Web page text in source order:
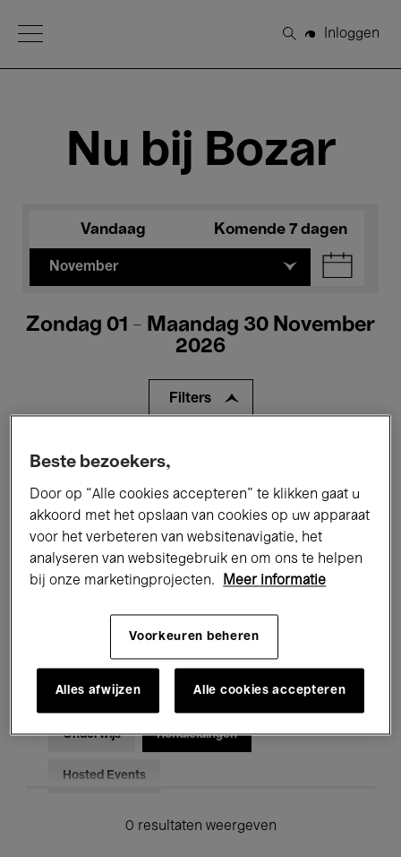
Open Menu
Zoeken
Inloggen
Nu bij Bozar
Vandaag Komende 7 dagen
November
Zondag 01 - Maandag 30 November
2026
Filters
Alle evenementen
Tentoonstellingen Films
Performances Lezingen & Debatten
Jazz Klassieke Muziek Global Music
Voor iedereen Kids’ Palace
Onderwijs Rondleidingen
Hosted Events
0 resultaten weergeven
Beste bezoekers,
Door op “Alle cookies accepteren” te klikken gaat u
akkoord met het opslaan van cookies op uw apparaat
voor het verbeteren van websitenavigatie, het
analyseren van websitegebruik en om ons te helpen
bij onze marketingprojecten.
Meer informatie
Voorkeuren beheren
Alles afwijzen Alle cookies accepteren